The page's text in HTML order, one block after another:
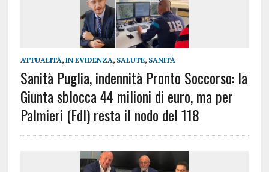
ATTUALITÀ, IN EVIDENZA, SALUTE, SANITÀ
Sanità Puglia, indennità Pronto Soccorso: la
Giunta sblocca 44 milioni di euro, ma per
Palmieri (FdI) resta il nodo del 118